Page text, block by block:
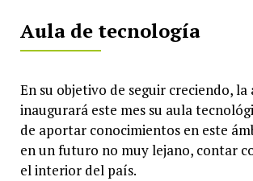
Aula de tecnología
En su objetivo de seguir creciendo, la
inaugurará este mes su aula
de aportar conocimientos en este
en un futuro no muy lejano, contar
el interior del país.